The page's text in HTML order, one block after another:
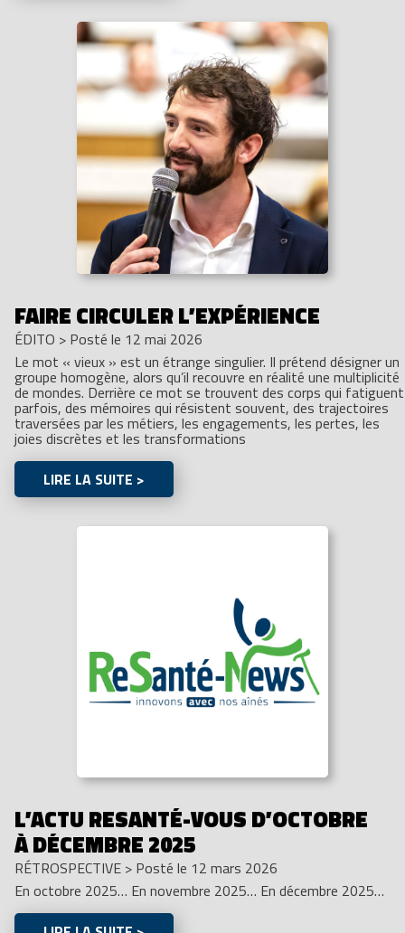
FAIRE CIRCULER L’EXPÉRIENCE
ÉDITO > Posté le 12 mai 2026
Le mot « vieux » est un étrange singulier. Il prétend désigner un
groupe homogène, alors qu’il recouvre en réalité une multiplicité
de mondes. Derrière ce mot se trouvent des corps qui fatiguent
parfois, des mémoires qui résistent souvent, des trajectoires
traversées par les métiers, les engagements, les pertes, les
joies discrètes et les transformations
LIRE LA SUITE >
L’ACTU RESANTÉ-VOUS D’OCTOBRE
À DÉCEMBRE 2025
RÉTROSPECTIVE > Posté le 12 mars 2026
En octobre 2025… En novembre 2025… En décembre 2025…